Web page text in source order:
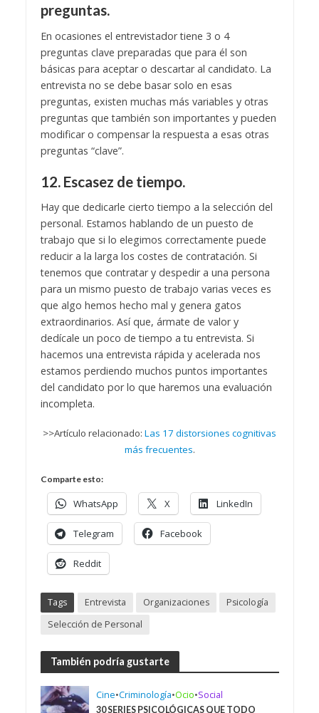
preguntas.
En ocasiones el entrevistador tiene 3 o 4
preguntas clave preparadas que para él son
básicas para aceptar o descartar al candidato. La
entrevista no se debe basar solo en esas
preguntas, existen muchas más variables y otras
preguntas que también son importantes y pueden
modificar o compensar la respuesta a esas otras
preguntas “clave”.
12. Escasez de tiempo.
Hay que dedicarle cierto tiempo a la selección del
personal. Estamos hablando de un puesto de
trabajo que si lo elegimos correctamente puede
reducir a la larga los costes de contratación. Si
tenemos que contratar y despedir a una persona
para un mismo puesto de trabajo varias veces es
que algo hemos hecho mal y genera gatos
extraordinarios. Así que, ármate de valor y
dedícale un poco de tiempo a tu entrevista. Si
hacemos una entrevista rápida y acelerada nos
estamos perdiendo muchos puntos importantes
del candidato por lo que haremos una evaluación
incompleta.
>>Artículo relacionado: Las 17 distorsiones cognitivas
más frecuentes.
Comparte esto:
WhatsApp X LinkedIn
Telegram Facebook
Reddit
Tags Entrevista Organizaciones
Psicología
Selección de Personal
También podría gustarte
Cine•Criminología•Ocio•Social
30 SERIES PSICOLÓGICAS QUE TODO